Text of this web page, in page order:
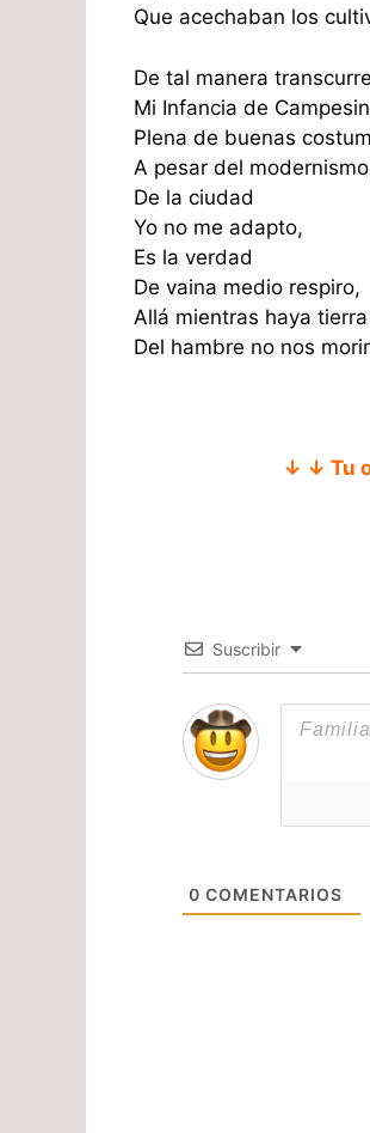
Que acechaban los
De tal manera transcurre
Mi Infancia de
Plena de buenas
A pesar del
De la ciudad
Yo no me adapto,
Es la verdad
De vaina medio respiro,
Allá mientras haya tierra
Del hambre no nos
↓ ↓ Tu
Suscribir
0 COMENTARIOS